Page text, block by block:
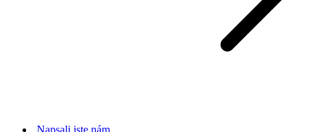
Napsali jste nám